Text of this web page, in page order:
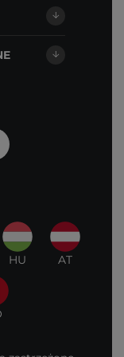
HU AT